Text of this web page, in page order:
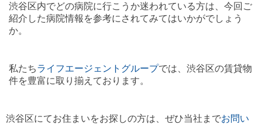
渋谷区内でどの病院に行こうか迷われている方は、今回ご
紹介した病院情報を参考にされてみてはいかがでしょう
か。
私たちライフエージェント グループでは、渋谷区の賃貸物
件を豊富に取り揃えております。
渋谷区にてお住まいをお探しの方は、ぜひ当社までお問い